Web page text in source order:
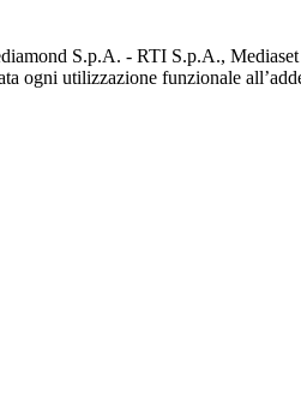
S.p.A. - RTI S.p.A., Mediaset
ogni utilizzazione funzionale